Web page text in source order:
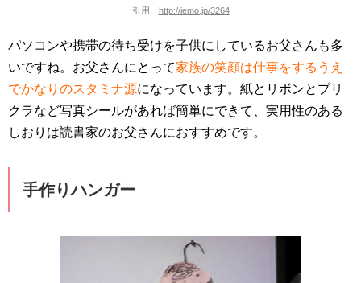
引用 http://iemo.jp/3264
パソコンや携帯の待ち受けを子供にしているお父さんも多
いですね。お父さんにとって家族の笑顔は仕事をするうえ
でかなりのスタミナ源になっています。紙とリボンとプリ
クラなど写真シールがあれば簡単にできて、実用性のある
しおりは読書家のお父さんにおすすめです。
手作りハンガー